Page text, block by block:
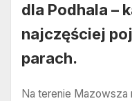
dla Podhala –
najczęściej
parach.
Na terenie Mazowsza